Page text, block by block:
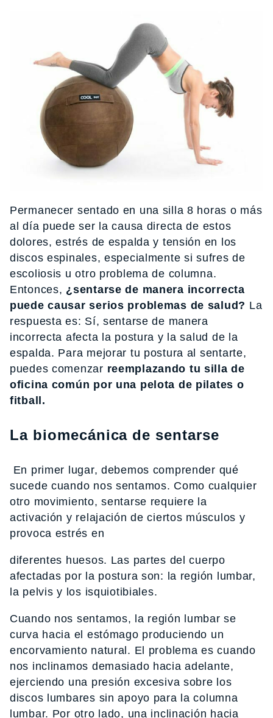
Permanecer sentado en una silla 8 horas o más
al día puede ser la causa directa de estos
dolores, estrés de espalda y tensión en los
discos espinales, especialmente si sufres de
escoliosis u otro problema de columna.
Entonces, ¿sentarse de manera incorrecta
puede causar serios problemas de salud? La
respuesta es: Sí, sentarse de manera
incorrecta afecta la postura y la salud de la
espalda. Para mejorar tu postura al sentarte,
puedes comenzar reemplazando tu silla de
oficina común por una pelota de pilates o
fitball.
La biomecánica de sentarse
En primer lugar, debemos comprender qué
sucede cuando nos sentamos. Como cualquier
otro movimiento, sentarse requiere la
activación y relajación de ciertos músculos y
provoca estrés en
diferentes huesos. Las partes del cuerpo
afectadas por la postura son: la región lumbar,
la pelvis y los isquiotibiales.
Cuando nos sentamos, la región lumbar se
curva hacia el estómago produciendo un
encorvamiento natural. El problema es cuando
nos inclinamos demasiado hacia adelante,
ejerciendo una presión excesiva sobre los
discos lumbares sin apoyo para la columna
lumbar. Por otro lado, una inclinación hacia